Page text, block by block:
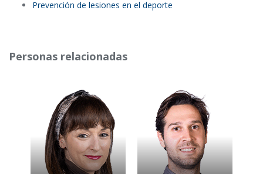
Prevención de lesiones en el deporte
Personas relacionadas